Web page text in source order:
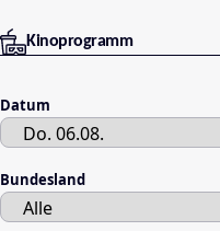
Kinoprogramm
Datum
Bundesland